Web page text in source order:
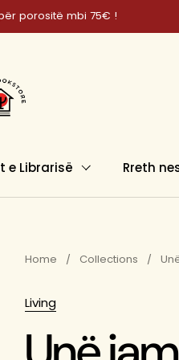
porositë mbi 75€ !
e Librarisë Rreth
Home / Collections /
Living